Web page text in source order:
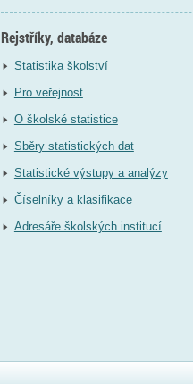
Rejstříky, databáze
Statistika školství
Pro veřejnost
O školské statistice
Sběry statistických dat
Statistické výstupy a analýzy
Číselníky a klasifikace
Adresáře školských institucí